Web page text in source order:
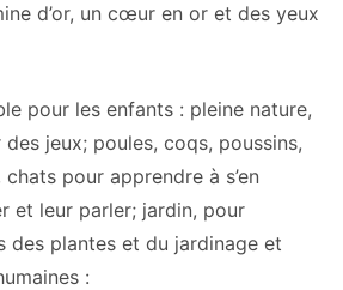
d’or, un cœur en or et des yeux
pour les enfants : pleine nature,
jeux; poules, coqs, poussins,
pour apprendre à s’en
et leur parler; jardin, pour
des plantes et du jardinage et
: